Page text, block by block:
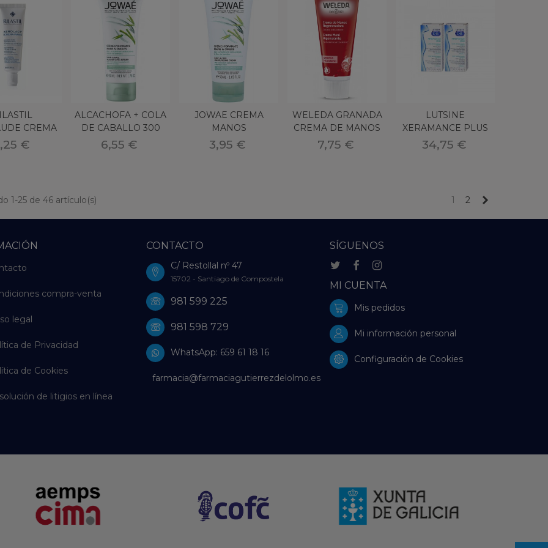
CREMA
30ML
€
ALCACHOFA + COLA
DE CABALLO 300
MG 60 CAP OBIRE
6,55 €
JOWAE CREMA
MANOS
HYDRATANTE 50 ML
3,95 €
WELEDA GRANADA
CREMA DE MANOS
50 ML
7,75 €
LUTSINE
XERAMANCE PLUS
100 ML 2 U
34,75 €
1-25 de 46 artículo(s) 1 2
compra-venta
legal
de Privacidad
de Cookies
de litigios en línea
CONTACTO
C/ Restollal nº 47
15702 - Santiago de Compostela
981 599 225
981 598 729
WhatsApp: 659 61 18 16
farmacia@farmaciagutierrezdelolmo.es
SÍGUENOS
MI CUENTA
Mis pedidos
Mi información personal
Configuración de Cookies